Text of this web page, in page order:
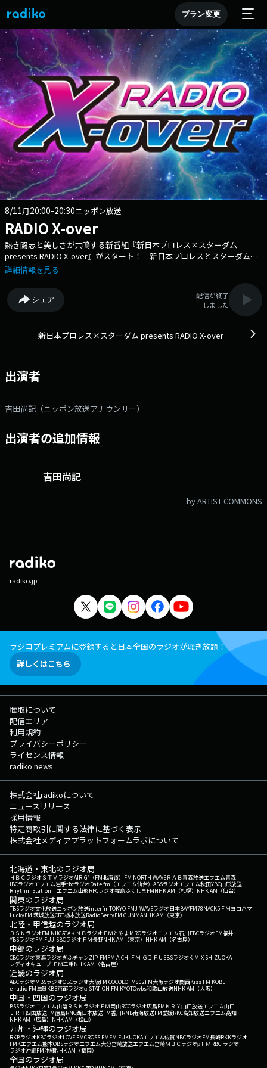
プラン変更
8/11月20:00-20:30ニッポン放送
RADIO X-over
熱き闘志と美しさが共鳴する新番組『新日本プロレス×スターダム
presents RADIO X-over』がスタート！ 新日本プロレスとスターダムが
タッグを組み、人気レスラーたちが続々登場。吉田アナウンサーがリング
ゲストにちなんだ特別コーナーやプロレス好きゲストも登場し、ファン必
聴のプログラムです。メールアドレス： xover@1242.com 番組ホー
ムページはこちら twitterハッシュタグは「#RADIOXover」
詳細情報を見る
シェア
配信が終了
しました
新日本プロレス×スターダム presents RADIO X-over
出演者
吉田尚記（ニッポン放送アナウンサー）
出演者の追加情報
吉田尚記
by ARTIST COMMONS
radiko.jp
ラジコプレミアムに登録すると日本全国のラジオが聴き放題！
詳しくはこちら
聴取について
配信エリア
利用規約
プライバシーポリシー
ライセンス情報
radiko news
株式会社radikoについて
ニュースリリース
採用情報
特定商取引に関する法律に基づく表示
株式会社メディアプラットフォームラボについて
北海道・東北のラジオ局
ＨＢＣラジオＳＴＶラジオAIR-G'（FM北海道） FM NORTH WAVEＲＡＢ青森放送エフエム青森
IBCラジオエフエム岩手tbcラジオDate fm（エフエム仙台） ABSラジオエフエム秋田YBC山形放送
Rhythm Station エフエム山形RFCラジオ福島ふくしまFMNHK AM（札幌） NHK AM（仙台）
関東のラジオ局
TBSラジオ文化放送ニッポン放送interfmTOKYO FMJ-WAVEラジオ日本BAYFM78NACK5 ＦＭヨコハマ
LuckyFM 茨城放送CRT栃木放送RadioBerryFM GUNMANHK AM（東京）
北陸・甲信越のラジオ局
ＢＳＮラジオFM NIIGATAＫＮＢラジオ ＦＭとやまMROラジオエフエム石川FBCラジオFM福井
YBSラジオFM FUJISBCラジオ ＦＭ長野NHK AM（東京） NHK AM（名古屋）
中部のラジオ局
CBCラジオ東海ラジオぎふチャンZIP-FMFM AICHI ＦＭ ＧＩＦＵ SBSラジオK-MIX SHIZUOKA
レディオキューブ ＦＭ三重NHK AM（名古屋）
近畿のラジオ局
ABCラジオMBSラジオOBCラジオ大阪FM COCOLOFM802FM大阪ラジオ関西Kiss FM KOBE
e-radio FM滋賀KBS京都ラジオα-STATION FM KYOTOwbs和歌山放送NHK AM（大阪）
中国・四国のラジオ局
BSSラジオエフエム山陰ＲＳＫラジオ ＦＭ岡山RCCラジオ広島FM ＫＲＹ山口放送エフエム山口
ＪＲＴ四国放送FM徳島RNC西日本放送FM香川RNB南海放送FM愛媛RKC高知放送エフエム高知
NHK AM（広島） NHK AM（松山）
九州・沖縄のラジオ局
RKBラジオKBCラジオLOVE FMCROSS FMFM FUKUOKAエフエム佐賀NBCラジオFM長崎RKKラジオ
FMKエフエム熊本OBSラジオエフエム大分宮崎放送エフエム宮崎ＭＢＣラジオμＦＭRBCiラジオ
ラジオ沖縄FM沖縄NHK AM（福岡）
全国のラジオ局